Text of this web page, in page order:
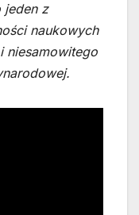
jeden z
naukowych
niesamowitego